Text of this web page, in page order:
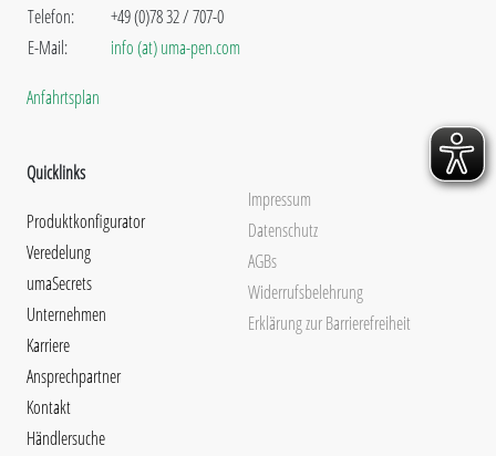
Telefon:
E-Mail:
+49 (0)78 32 / 707-0
info (at) uma-pen.com
Anfahrtsplan
Quicklinks
Produktkonfigurator
Veredelung
umaSecrets
Unternehmen
Karriere
Ansprechpartner
Kontakt
Händlersuche
Impressum
Datenschutz
AGBs
Widerrufsbelehrung
Erklärung zur Barrierefreiheit